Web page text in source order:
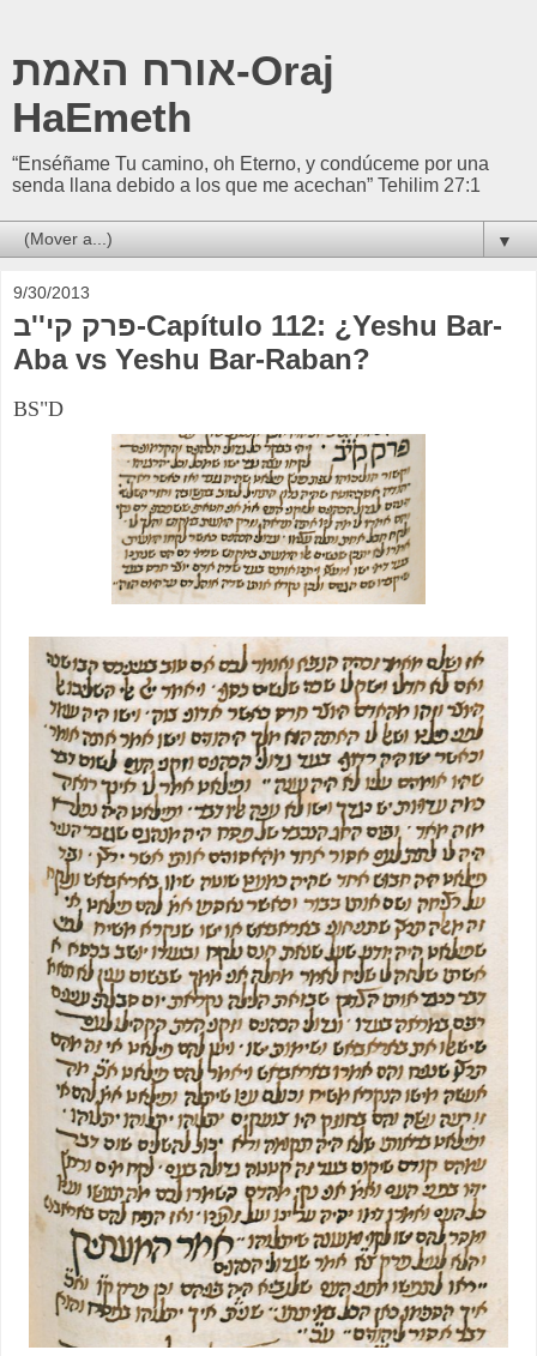
אורח האמת-Oraj
HaEmeth
“Enséñame Tu camino, oh Eterno, y condúceme por una
senda llana debido a los que me acechan” Tehilim 27:1
▼
9/30/2013
פרק קי''ב-Capítulo 112: ¿Yeshu Bar-
Aba vs Yeshu Bar-Raban?
BS"D